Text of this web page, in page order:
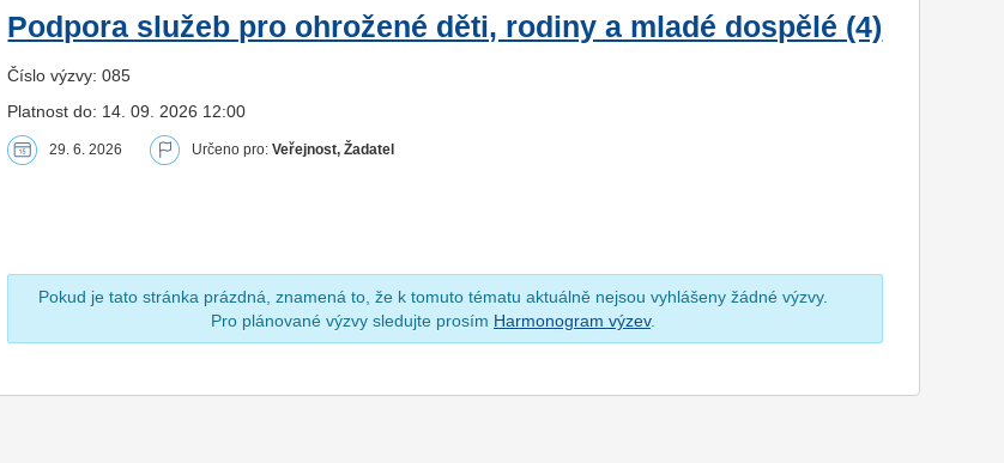
Podpora služeb pro ohrožené děti, rodiny a mladé dospělé (4)
Číslo výzvy: 085
Platnost do: 14. 09. 2026 12:00
29. 6. 2026 Určeno pro:Veřejnost, Žadatel
Pokud je tato stránka prázdná, znamená to, že k tomuto tématu aktuálně nejsou vyhlášeny žádné výzvy.
Pro plánované výzvy sledujte prosím Harmonogram výzev.